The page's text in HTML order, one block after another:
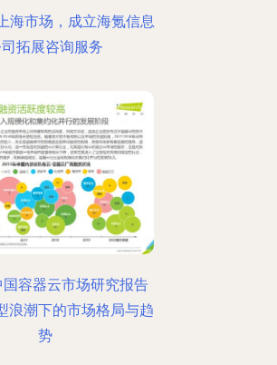
海市场，成立海氪信息
拓展咨询服务
容器云市场研究报告
浪潮下的市场格局与趋
势